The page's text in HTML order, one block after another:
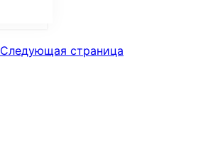
Следующая страница